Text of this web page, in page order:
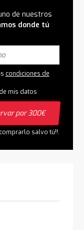
de nuestros
donde tú
condiciones de
mis datos
por 300€
salvo tú!!.